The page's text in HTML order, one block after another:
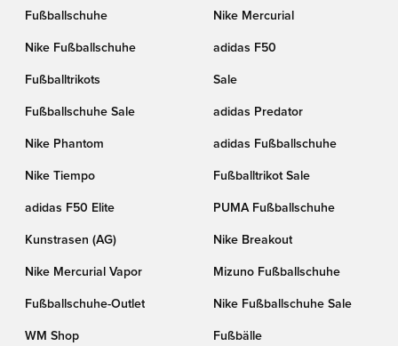
Fußballschuhe Nike Mercurial
Nike Fußballschuhe adidas F50
Fußballtrikots Sale
Fußballschuhe Sale adidas Predator
Nike Phantom adidas Fußballschuhe
Nike Tiempo Fußballtrikot Sale
adidas F50 Elite PUMA Fußballschuhe
Kunstrasen (AG) Nike Breakout
Nike Mercurial Vapor Mizuno Fußballschuhe
Fußballschuhe-Outlet Nike Fußballschuhe Sale
WM Shop Fußbälle